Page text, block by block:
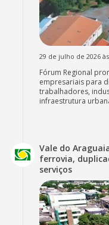
29 de julho de 2026
Fórum Regional
empresariais para
trabalhadores,
infraestrutura
Vale do
ferrovia,
serviços